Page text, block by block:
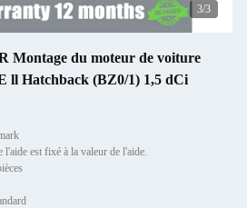
3/3
Montage du moteur de voiture
ll Hatchback (BZ0/1) 1,5 dCi
est fixé à la valeur de l'aide.